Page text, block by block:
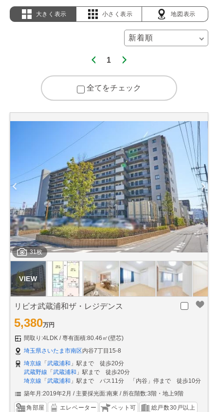
大きく表示 小さく表示 地図表示
1
全てをチェック
31枚
リビオ武蔵浦和ザ・レジデンス
5,380万円
間取り:4LDK
専有面積:80.46㎡(壁芯)
埼玉県さいたま市南区内谷7丁目15-8
埼京線 「 武蔵浦和 」駅まで 徒歩20分
武蔵野線 「 武蔵浦和 」駅まで 徒歩20分
埼京線 「 武蔵浦和 」駅まで バス11分 「内谷」停まで 徒歩10分
築年月:2019年2月
主要採光面:南東 所在階数:3階・地上9階
角部屋 エレベーター ペット可
総戸数30戸以上